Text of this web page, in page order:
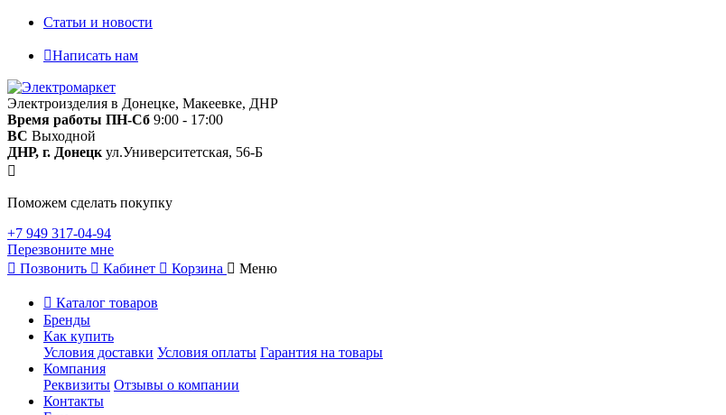
Статьи и новости
Написать нам
Электроизделия в Донецке, Макеевке, ДНР
Время работы ПН-Сб 9:00 - 17:00
ВС Выходной
ДНР, г. Донецк ул.Университетская, 56-Б
Поможем сделать покупку
+7 949 317-04-94
Перезвоните мне
Позвонить
Кабинет Корзина Меню
Каталог товаров
Бренды
Как купить
Условия доставки Условия оплаты Гарантия на товары
Компания
Реквизиты Отзывы о компании
Контакты